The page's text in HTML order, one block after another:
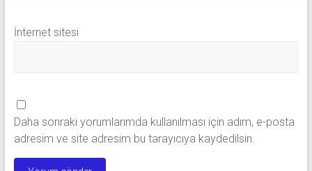
İnternet sitesi
Daha sonraki yorumlarımda kullanılması için adım, e-posta
adresim ve site adresim bu tarayıcıya kaydedilsin.